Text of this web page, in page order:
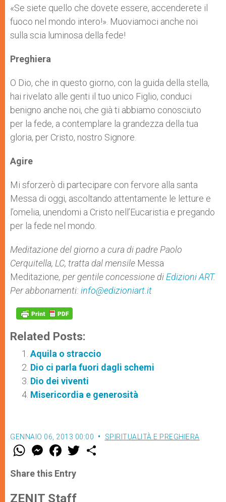
«Se siete quello che dovete essere, accenderete il
fuoco nel mondo intero!». Muoviamoci anche noi
sulla scia luminosa della fede!
Preghiera
O Dio, che in questo giorno, con la guida della stella,
hai rivelato alle genti il tuo unico Figlio, conduci
benigno anche noi, che già ti abbiamo conosciuto
per la fede, a contemplare la grandezza della tua
gloria, per Cristo, nostro Signore.
Agire
Mi sforzerò di partecipare con fervore alla santa
Messa di oggi, ascoltando attentamente le letture e
l’omelia, unendomi a Cristo nell’Eucaristia e pregando
per la fede nel mondo.
Meditazione del giorno a cura di padre Paolo
Cerquitella, LC, tratta dal mensile Messa
Meditazione, per gentile concessione di Edizioni ART.
Per abbonamenti: info@edizioniart.it
Related Posts:
Aquila o straccio
Dio ci parla fuori dagli schemi
Dio dei viventi
Misericordia e generosità
GENNAIO 06, 2013 00:00 SPIRITUALITÀ E PREGHIERA
W
t
s
p
M
e
s
e
g
F
a
e
b
o
w
Share this Entry
ZENIT Staff